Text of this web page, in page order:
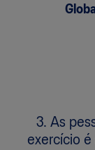
3. As
exercício é